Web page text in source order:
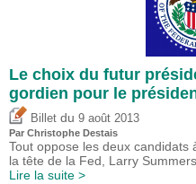
Le choix du futur
gordien pour le
Billet du 9 août 2013
Par Christophe Destais
Tout oppose les deux candidats
la tête de la Fed, Larry
Lire la suite >